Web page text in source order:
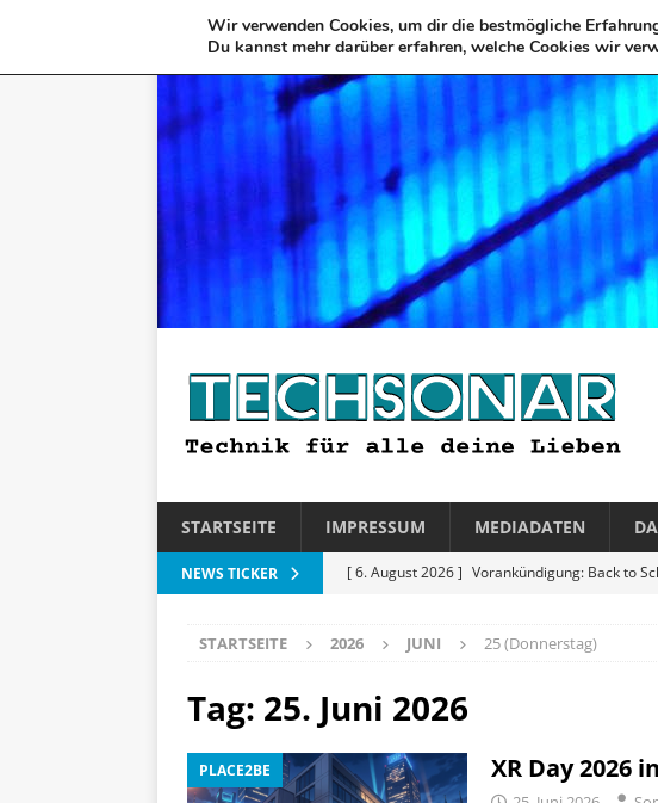
STARTSEITE IMPRESSUM MEDIADATEN
NEWS TICKER [ 6. August 2026 ] Vorankündigung: Back to
alles?
APPLE
[ 5. August 2026 ]
[ 3. August 2026 ]
Moto G87 im Test: Mein
STARTSEITE 2026 JUNI 25 (Donnerstag)
Tag: 25. Juni 2026
PLACE2BE XR Day 2026
Wir verwenden Cookies, um dir die bestmögliche
Du kannst mehr darüber erfahren, welche Cookies wir